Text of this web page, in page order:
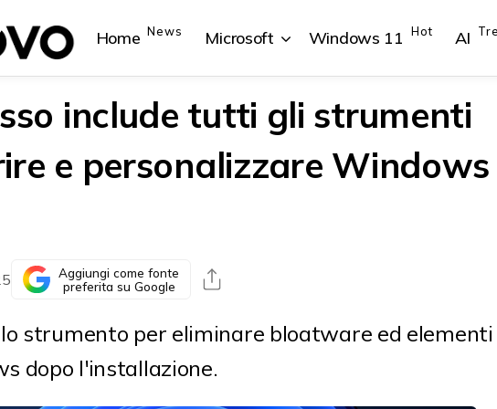
Home News Microsoft
{{POSTS[1].LABEL}} {{POSTS[2].LABEL}}
Windows 11 Hot AI
{{POSTS[1].LABEL}} {{POSTS[2].LABEL}}
include tutti gli strumenti
e personalizzare Windows
Aggiungi come fonte
preferita su Google
strumento per eliminare bloatware ed elementi
dopo l'installazione.